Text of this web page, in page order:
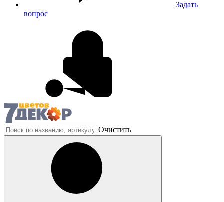
Задать
вопрос
Очистить